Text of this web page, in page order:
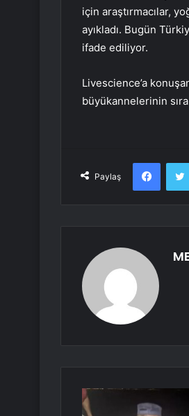
için araştırmacılar,
ayıkladı. Bugün
ifade ediliyor.
Livescience’a
büyükannelerinin
Paylaş